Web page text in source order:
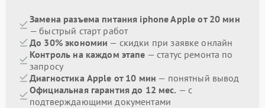
Замена разъема питания iphone Apple от 20 мин
— быстрый старт работ
До 30% экономии — скидки при заявке онлайн
Контроль на каждом этапе — статус ремонта по
запросу
Диагностика Apple от 10 мин — понятный вывод
Официальная гарантия до 12 мес. — с
подтверждающими документами